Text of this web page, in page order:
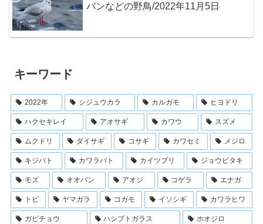
バンなどの野鳥/2022年11月5日
キーワード
2022年 シジュウカラ カルガモ ヒヨドリ
ハクセキレイ アオサギ カワウ スズメ
ムクドリ ダイサギ コサギ カワセミ メジロ
キジバト カワラバト カイツブリ ジョウビタキ
モズ オオバン アオジ コゲラ エナガ
トビ ヤマガラ コガモ イソシギ カワラヒワ
ガビチョウ ハシブトガラス ホオジロ